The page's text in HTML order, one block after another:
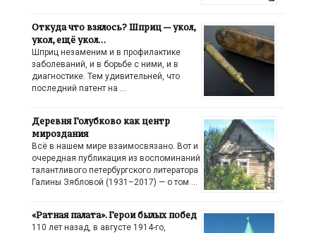
Откуда что взялось? Шприц — укол,
укол, ещё укол…
Шприц незаменим и в профилактике
заболеваний, и в борьбе с ними, и в
диагностике. Тем удивительней, что
последний патент на …
Деревня Голубково как центр
мироздания
Всё в нашем мире взаимосвязано. Вот и
очередная публикация из воспоминаний
талантливого петербургского литератора
Галины Зябловой (1931–2017) — о том …
«Ратная палата». Герои былых побед
110 лет назад, в августе 1914-го,